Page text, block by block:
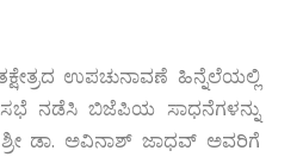
ಉಪಚುನಾವಣೆ ಹಿನ್ನೆಲೆಯಲ್ಲಿ
ಸಭೆ ನಡೆಸಿ ಬಿಜೆಪಿಯ ಸಾಧನೆಗಳನ್ನು
ಡಾ. ಅವಿನಾಶ್ ಜಾಧವ್ ಅವರಿಗೆ